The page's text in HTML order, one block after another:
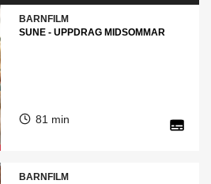
BARNFILM
SUNE - UPPDRAG MIDSOMMAR
81 min
BARNFILM